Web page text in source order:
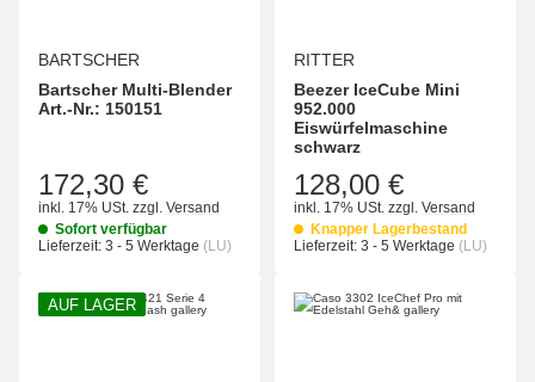
BARTSCHER
Bartscher Multi-Blender
Art.-Nr.: 150151
172,30 €
inkl. 17% USt. zzgl. Versand
Sofort verfügbar
Lieferzeit: 3 - 5 Werktage (LU)
RITTER
Beezer IceCube Mini
952.000
Eiswürfelmaschine
schwarz
128,00 €
inkl. 17% USt. zzgl. Versand
Knapper Lagerbestand
Lieferzeit: 3 - 5 Werktage (LU)
AUF LAGER